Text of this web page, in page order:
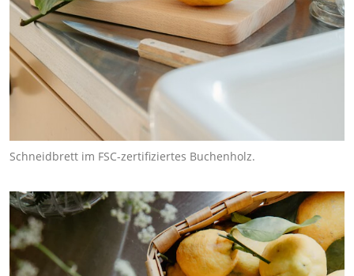
Schneidbrett im FSC-zertifiziertes Buchenholz.